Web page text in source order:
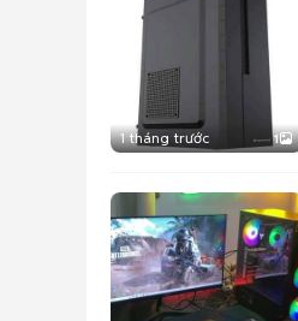
1 tháng trước 1